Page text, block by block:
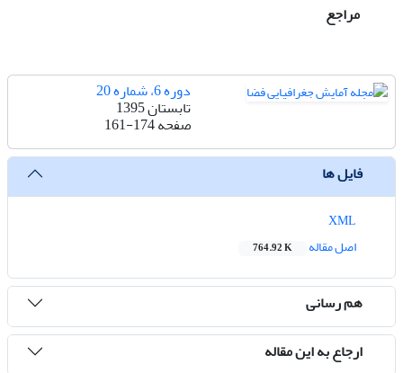
مراجع
دوره 6، شماره 20
تابستان 1395
صفحه161-174
فایل ها
اصل مقاله
764.92 K
هم رسانی
ارجاع به این مقاله